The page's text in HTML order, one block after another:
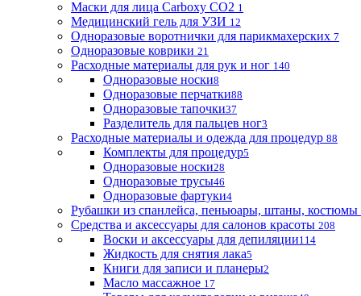
Маски для лица Carboxy CO2 1
Медицинский гель для УЗИ 12
Одноразовые воротнички для парикмахерских 7
Одноразовые коврики 21
Расходные материалы для рук и ног 140
Одноразовые носки8
Одноразовые перчатки88
Одноразовые тапочки37
Разделитель для пальцев ног3
Расходные материалы и одежда для процедур 88
Комплекты для процедур5
Одноразовые носки28
Одноразовые трусы46
Одноразовые фартуки4
Рубашки из спанлейса, пеньюары, штаны, костюмы
Средства и аксессуары для салонов красоты 208
Воски и аксессуары для депиляции114
Жидкость для снятия лака5
Книги для записи и планеры2
Масло массажное 17